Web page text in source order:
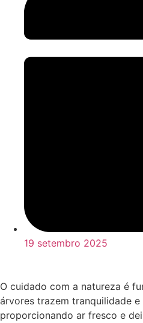
19 setembro 2025
O cuidado com a natureza é
árvores trazem tranquilidade
proporcionando ar fresco e